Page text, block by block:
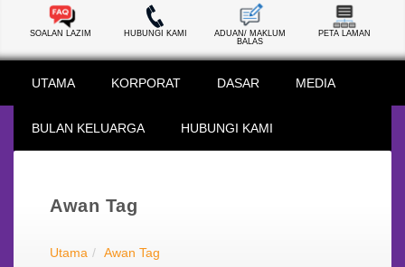
SOALAN LAZIM HUBUNGI KAMI
ADUAN/ MAKLUM
BALAS
PETA LAMAN
UTAMA KORPORAT DASAR MEDIA
BULAN KELUARGA HUBUNGI KAMI
Awan Tag
Utama Awan Tag